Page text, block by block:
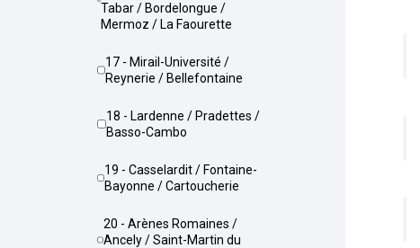
Tabar / Bordelongue /
Mermoz / La Faourette
17 - Mirail-Université /
Reynerie / Bellefontaine
18 - Lardenne / Pradettes /
Basso-Cambo
19 - Casselardit / Fontaine-
Bayonne / Cartoucherie
20 - Arènes Romaines /
Ancely / Saint-Martin du